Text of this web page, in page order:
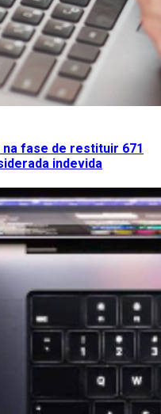
fase de restituir 671
indevida